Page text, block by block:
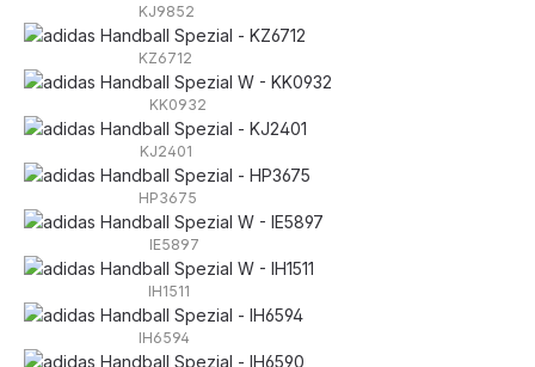
KJ9852
KZ6712
KK0932
KJ2401
HP3675
IE5897
IH1511
IH6594